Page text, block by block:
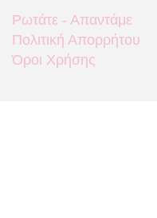
Ρωτάτε - Απαντάμε
Πολιτική Απορρήτου
Όροι Χρήσης